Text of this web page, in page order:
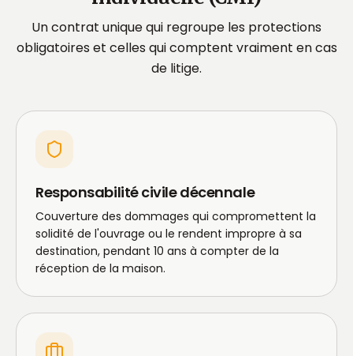
Un contrat unique qui regroupe les protections
obligatoires et celles qui comptent vraiment en cas
de litige.
Responsabilité civile décennale
Couverture des dommages qui compromettent la
solidité de l'ouvrage ou le rendent impropre à sa
destination, pendant 10 ans à compter de la
réception de la maison.